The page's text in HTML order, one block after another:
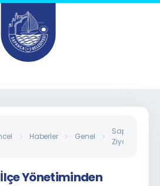
Haberler Genel
Sapanca
Ziyaret
Yönetiminden